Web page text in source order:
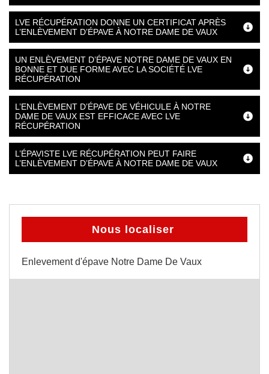
LVE RÉCUPÉRATION DONNE UN CERTIFICAT APRÈS
L’ENLÈVEMENT D’ÉPAVE À NOTRE DAME DE VAUX
UN ENLÈVEMENT D’ÉPAVE NOTRE DAME DE VAUX EN
BONNE ET DUE FORME AVEC LA SOCIÉTÉ LVE
RÉCUPÉRATION
L’ENLÈVEMENT D’ÉPAVE DE VÉHICULE À NOTRE
DAME DE VAUX EST EFFICACE AVEC LVE
RÉCUPÉRATION
L’ÉPAVISTE LVE RÉCUPÉRATION PEUT FAIRE
L’ENLÈVEMENT D’ÉPAVE À NOTRE DAME DE VAUX
Nous localiser
Enlevement d'épave Notre Dame De Vaux